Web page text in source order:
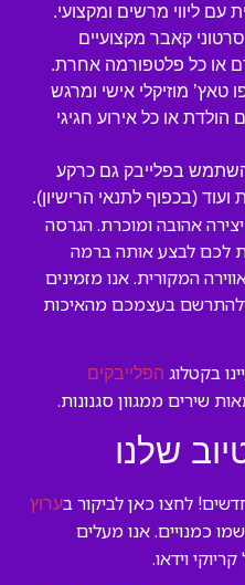
עם ליווי מרשים ומקצועי.
קאבר מקצועיים
או כל פלטפורמה אחרת.
טאץ’ מוזיקלי אישי ומרגש
או כל אירוע חגיגי
בפלייבק גם כרקע
(בכפוף לתנאי הרישיון).
יצירה אהובה ומוכרת. הגרסה
לכם לבצע אותה ברמה
המקורית. אנו מזמינים
בעצמכם מהאיכות
בקטלוג הפלייבקים
שירים ממגוון סגנונות.
שלנו
לחצו כאן לביקור בערוץ
כמנויים. אנו מעלים
וידאו.